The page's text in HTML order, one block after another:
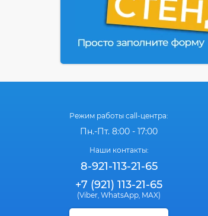
Режим работы call-центра:
Пн.-Пт. 8:00 - 17:00
Наши контакты:
8-921-113-21-65
+7 (921) 113-21-65
(Viber, WhatsApp, MAX)